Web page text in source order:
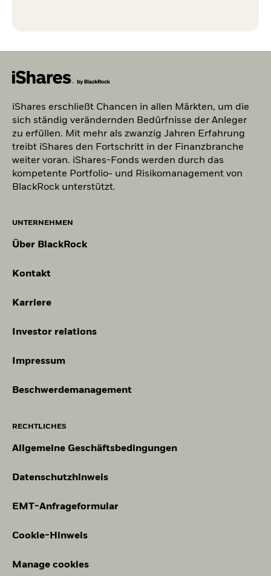
iShares erschließt Chancen in allen Märkten, um die
sich ständig verändernden Bedürfnisse der Anleger
zu erfüllen. Mit mehr als zwanzig Jahren Erfahrung
treibt iShares den Fortschritt in der Finanzbranche
weiter voran. iShares-Fonds werden durch das
kompetente Portfolio- und Risikomanagement von
BlackRock unterstützt.
UNTERNEHMEN
Über BlackRock
Kontakt
Karriere
Investor relations
Impressum
Beschwerdemanagement
RECHTLICHES
Allgemeine Geschäftsbedingungen
Datenschutzhinweis
EMT-Anfrageformular
Cookie-Hinweis
Manage cookies